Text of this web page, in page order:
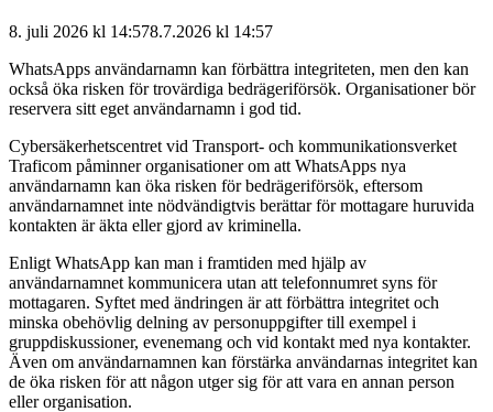
8. juli 2026 kl 14:578.7.2026 kl 14:57
WhatsApps användarnamn kan förbättra integriteten, men den kan
också öka risken för trovärdiga bedrägeriförsök. Organisationer bör
reservera sitt eget användarnamn i god tid.
Cybersäkerhetscentret vid Transport- och kommunikationsverket
Traficom påminner organisationer om att WhatsApps nya
användarnamn kan öka risken för bedrägeriförsök, eftersom
användarnamnet inte nödvändigtvis berättar för mottagare huruvida
kontakten är äkta eller gjord av kriminella.
Enligt WhatsApp kan man i framtiden med hjälp av
användarnamnet kommunicera utan att telefonnumret syns för
mottagaren. Syftet med ändringen är att förbättra integritet och
minska obehövlig delning av personuppgifter till exempel i
gruppdiskussioner, evenemang och vid kontakt med nya kontakter.
Även om användarnamnen kan förstärka användarnas integritet kan
de öka risken för att någon utger sig för att vara en annan person
eller organisation.